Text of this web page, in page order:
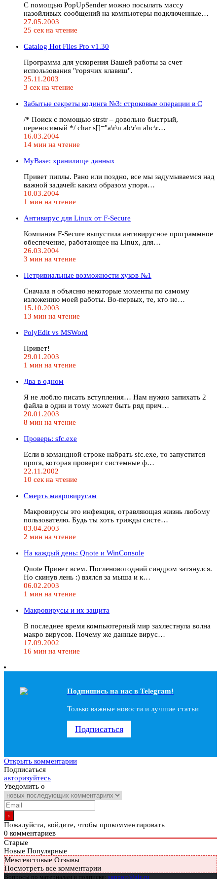
С помощью PopUpSender можно посылать массу
назойливых сообщений на компьютеры подключенные…
27.05.2003
25 сек на чтение
Catalog Hot Files Pro v1.30
Программа для ускорения Вашей работы за счет
использования "горячих клавиш".
25.11.2003
3 сек на чтение
Забытые секреты кодинга №3: строковые операции в C
/* Поиск с помощью strstr – довольно быстрый,
переносимый */ char s[]="a\r\n ab\r\n abc\r…
16.03.2004
14 мин на чтение
MyBase: хранилище данных
Привет пиплы. Рано или поздно, все мы задумываемся над
важной задачей: каким образом упоря…
10.03.2004
1 мин на чтение
Антивирус для Linux от F-Secure
Компания F-Secure выпустила антивирусное программное
обеспечение, работающее на Linux, для…
26.03.2004
3 мин на чтение
Нетривиальные возможности хуков №1
Сначала я объясню некоторые моменты по самому
изложению моей работы. Во-первых, те, кто не…
15.10.2003
13 мин на чтение
PolyEdit vs MSWord
Привет!
29.01.2003
1 мин на чтение
Два в одном
Я не люблю писать вступления… Нам нужно запихать 2
файла в один и тому может быть ряд прич…
20.01.2003
8 мин на чтение
Проверь: sfc.exe
Если в командной строке набрать sfc.exe, то запустится
прога, которая проверит системные ф…
22.11.2002
10 сек на чтение
Смерть макровирусам
Макровирусы это инфекция, отравляющая жизнь любому
пользователю. Будь ты хоть трижды систе…
03.04.2003
2 мин на чтение
На каждый день: Qnote и WinConsole
Qnote Привет всем. Посленовогодний синдром затянулся.
Но скинув лень :) взялся за мыша и к…
06.02.2003
1 мин на чтение
Макровирусы и их защита
В последнее время компьютерный мир захлестнула волна
макро вирусов. Почему же данные вирус…
17.09.2002
16 мин на чтение
Подпишись на наc в Telegram!
Только важные новости и лучшие статьи
Подписаться
Открыть комментарии
Подписаться
авторизуйтесь
Уведомить о
Пожалуйста, войдите, чтобы прокомментировать
0 комментариев
Старые
Новые Популярные
Межтекстовые Отзывы
Посмотреть все комментарии
Вопросы по материалам и подписке: support@glc.ru